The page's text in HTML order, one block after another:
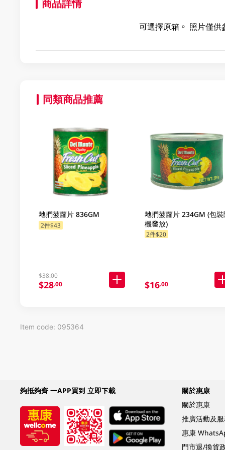
商品詳情
可選擇原箱。 照片僅供
同類商品推薦
地捫菠蘿片 836GM
2件$43
$38.00
$28.00
地捫菠蘿片 234GM (包裝
機發放)
2件$20
$16.00
Item code: 095364
夠抵夠齊 一APP買到 立即下載
關於惠康
關於惠康
推廣活動及
惠康
門市退/換貨